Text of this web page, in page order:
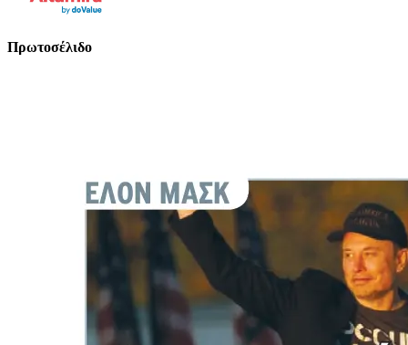
Πρωτοσέλιδο